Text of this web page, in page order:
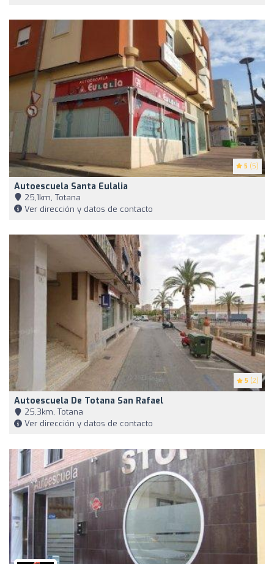
5 (5)
Autoescuela Santa Eulalia
25,1km, Totana
Ver dirección y datos de contacto
5 (2)
Autoescuela De Totana San Rafael
25,3km, Totana
Ver dirección y datos de contacto